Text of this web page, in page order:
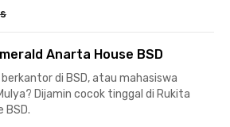
Anarta House BSD
di BSD, atau mahasiswa
Dijamin cocok tinggal di Rukita
BSD.